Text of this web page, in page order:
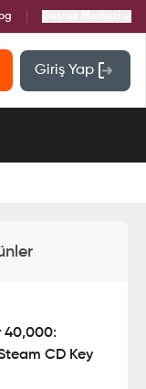
Giriş Yap
40,000:
CD Key